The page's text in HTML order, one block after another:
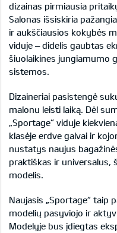
dizainas pirmiausia
Salonas išsiskiria
ir aukščiausios kokybės
viduje – didelis gaubtas
šiuolaikines jungiamumo
sistemos.
Dizaineriai pasistengė
malonu leisti laiką. Dėl
„Sportage“ viduje
klasėje erdve galvai ir
nustatys naujus
praktiškas ir universalus,
modelis.
Naujasis „Sportage“ taip
modelių pasyviojo ir
Modelyje bus įdiegtas